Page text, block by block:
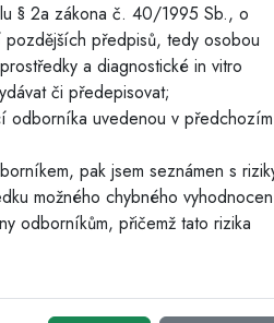
§ 2a zákona č. 40/1995 Sb., o
pozdějších předpisů, tedy osobou
a diagnostické in vitro
či předepisovat;
odborníka uvedenou v předchozím
pak jsem seznámen s
možného chybného
odborníkům, přičemž tato rizika